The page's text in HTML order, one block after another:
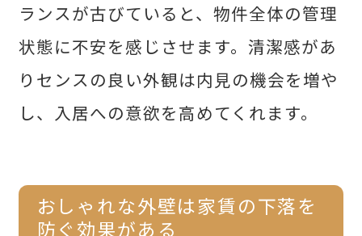
ランスが古びていると、物件全体の管理
状態に不安を感じさせます。清潔感があ
りセンスの良い外観は内見の機会を増や
し、入居への意欲を高めてくれます。
おしゃれな外壁は家賃の下落を
防ぐ効果がある